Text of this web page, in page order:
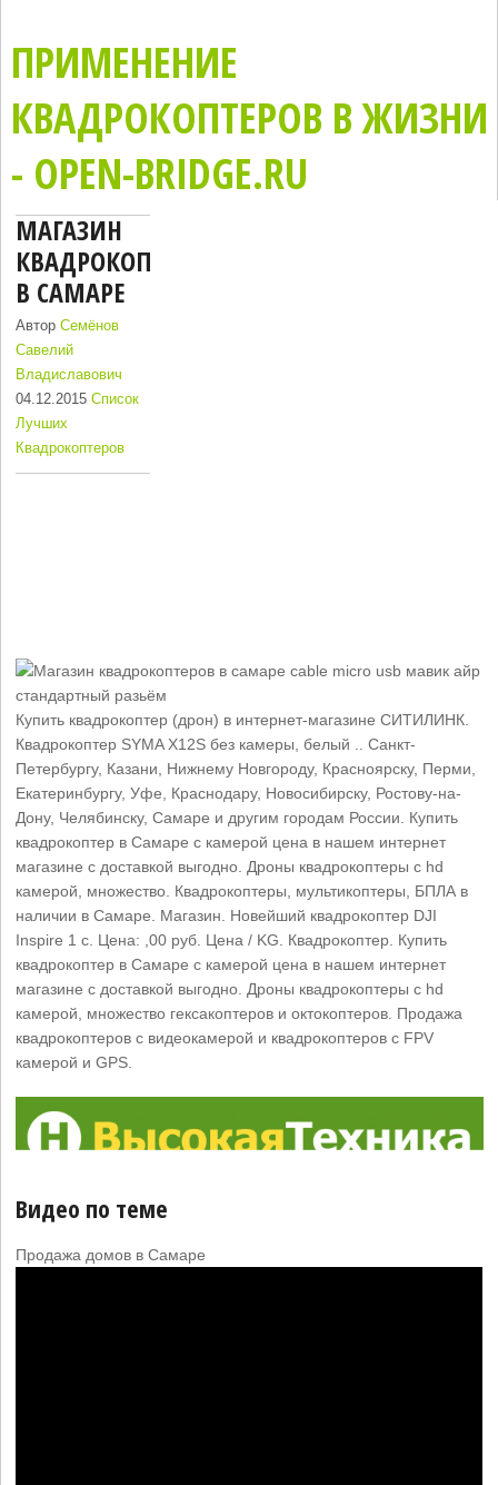
ПРИМЕНЕНИЕ
КВАДРОКОПТЕРОВ В ЖИЗНИ
- OPEN-BRIDGE.RU
МАГАЗИН
КВАДРОКОПТЕРОВ
В САМАРЕ
АвторСемёнов
Савелий
Владиславович
04.12.2015Список
Лучших
Квадрокоптеров
Купить квадрокоптер (дрон) в интернет-магазине СИТИЛИНК.
Квадрокоптер SYMA X12S без камеры, белый .. Санкт-
Петербургу, Казани, Нижнему Новгороду, Красноярску, Перми,
Екатеринбургу, Уфе, Краснодару, Новосибирску, Ростову-на-
Дону, Челябинску, Самаре и другим городам России. Купить
квадрокоптер в Самаре с камерой цена в нашем интернет
магазине с доставкой выгодно. Дроны квадрокоптеры с hd
камерой, множество. Квадрокоптеры, мультикоптеры, БПЛА в
наличии в Самаре. Магазин. Новейший квадрокоптер DJI
Inspire 1 с. Цена: ,00 руб. Цена / KG. Квадрокоптер. Купить
квадрокоптер в Самаре с камерой цена в нашем интернет
магазине с доставкой выгодно. Дроны квадрокоптеры с hd
камерой, множество гексакоптеров и октокоптеров. Продажа
квадрокоптеров с видеокамерой и квадрокоптеров с FPV
камерой и GPS.
Видео по теме
Продажа домов в Самаре